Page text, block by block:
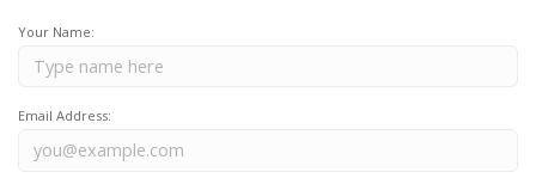
Your Name:
Email Address: